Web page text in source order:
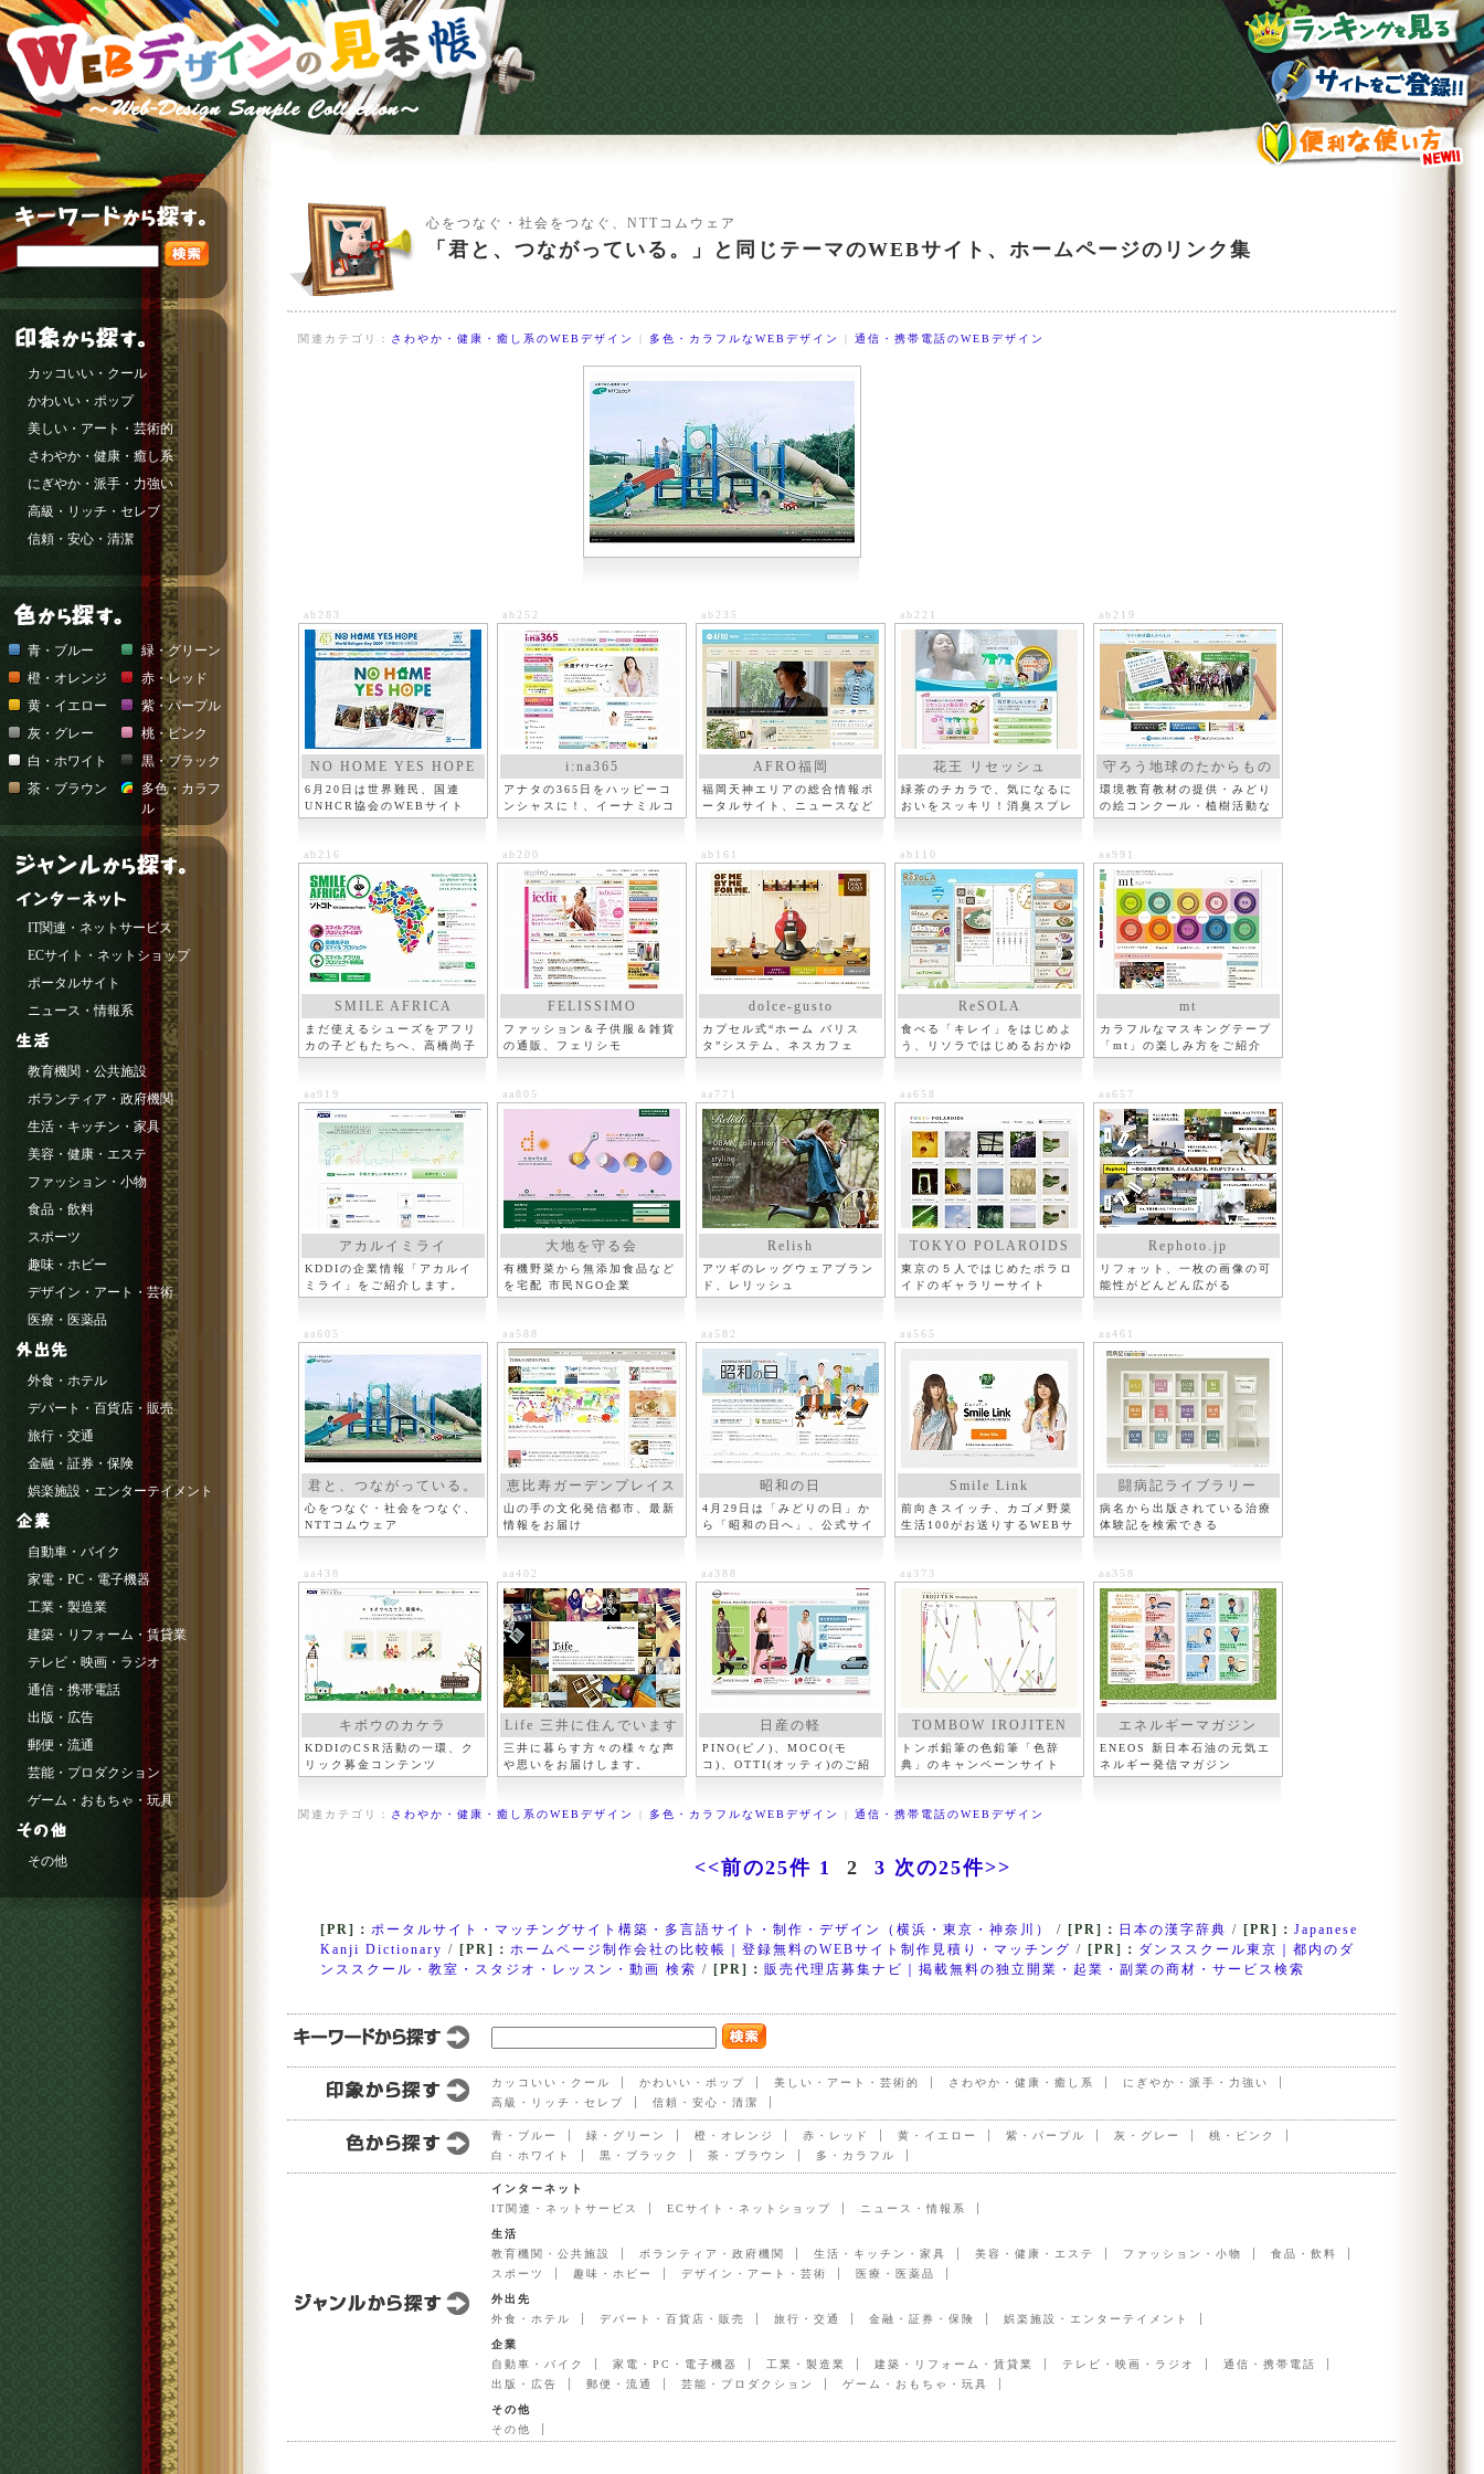
心をつなぐ・社会をつなぐ、NTTコムウェア
「君と、つながっている。」と同じテーマのWEBサイト、ホームページのリンク集
関連カテゴリ： さわやか・健康・癒し系のWEBデザイン | 多色・カラフルなWEBデザイン | 通信・携帯電話のWEBデザイン
ab283
NO HOME YES HOPE
6月20日は世界難民、国連
UNHCR協会のWEBサイト
ab252
i:na365
アナタの365日をハッピーコ
ンシャスに！、イーナミルコ
ab235
AFRO福岡
福岡天神エリアの総合情報ポ
ータルサイト、ニュースなど
ab221
花王 リセッシュ
緑茶のチカラで、気になるに
おいをスッキリ！消臭スプレ
ー
ab219
守ろう地球のたからもの
環境教育教材の提供・みどり
の絵コンクール・植樹活動な
ど
ab216
SMILE AFRICA
まだ使えるシューズをアフリ
カの子どもたちへ、高橋尚子
ab200
FELISSIMO
ファッション＆子供服＆雑貨
の通販、フェリシモ
ab161
dolce-gusto
カプセル式“ホーム バリス
タ”システム、ネスカフェ
ab110
ReSOLA
食べる「キレイ」をはじめよ
う、リソラではじめるおかゆ
生活
aa991
mt
カラフルなマスキングテープ
「mt」の楽しみ方をご紹介
aa919
アカルイミライ
KDDIの企業情報「アカルイ
ミライ」をご紹介します。
aa805
大地を守る会
有機野菜から無添加食品など
を宅配 市民NGO企業
aa771
Relish
アツギのレッグウェアブラン
ド、レリッシュ
aa658
TOKYO POLAROIDS
東京の５人ではじめたポラロ
イドのギャラリーサイト
aa657
Rephoto.jp
リフォット、一枚の画像の可
能性がどんどん広がる
aa605
君と、つながっている。
心をつなぐ・社会をつなぐ、
NTTコムウェア
aa588
恵比寿ガーデンプレイス
山の手の文化発信都市、最新
情報をお届け
aa582
昭和の日
4月29日は「みどりの日」か
ら「昭和の日へ」、公式サイ
ト
aa565
Smile Link
前向きスイッチ、カゴメ野菜
生活100がお送りするWEBサ
イト
aa461
闘病記ライブラリー
病名から出版されている治療
体験記を検索できる
aa438
キボウのカケラ
KDDIのCSR活動の一環、ク
リック募金コンテンツ
aa402
Life 三井に住んでいます
三井に暮らす方々の様々な声
や思いをお届けします。
aa388
日産の軽
PINO(ピノ)、MOCO(モ
コ)、OTTI(オッティ)のご紹
介
aa373
TOMBOW IROJITEN
トンボ鉛筆の色鉛筆「色辞
典」のキャンペーンサイト
aa358
エネルギーマガジン
ENEOS 新日本石油の元気エ
ネルギー発信マガジン
関連カテゴリ： さわやか・健康・癒し系のWEBデザイン | 多色・カラフルなWEBデザイン | 通信・携帯電話のWEBデザイン
<<前の25件 1 2 3 次の25件>>
[PR]： ポータルサイト・マッチングサイト構築・多言語サイト・制作・デザイン（横浜・東京・神奈川） / [PR]： 日本の漢字辞典 / [PR]： Japanese
Kanji Dictionary / [PR]： ホームページ制作会社の比較帳｜登録無料のWEBサイト制作見積り・マッチング / [PR]： ダンススクール東京｜都内のダ
ンススクール・教室・スタジオ・レッスン・動画 検索 / [PR]： 販売代理店募集ナビ｜掲載無料の独立開業・起業・副業の商材・サービス検索
カッコいい・クール かわいい・ポップ 美しい・アート・芸術的 さわやか・健康・癒し系
にぎやか・派手・力強い
高級・リッチ・セレブ
信頼・安心・清潔
青・ブルー 緑・グリーン 橙・オレンジ 赤・レッド 黄・イエロー 紫・パープル 灰・グレー
桃・ピンク
白・ホワイト
黒・ブラック 茶・ブラウン 多・カラフル
インターネット
IT関連・ネットサービス
ECサイト・ネットショップ ニュース・情報系
生活
教育機関・公共施設
ボランティア・政府機関 生活・キッチン・家具 美容・健康・エステ ファッション・小物
食品・飲料
スポーツ
趣味・ホビー デザイン・アート・芸術 医療・医薬品
外出先
外食・ホテル
デパート・百貨店・販売 旅行・交通 金融・証券・保険 娯楽施設・エンターテイメント
企業
自動車・バイク
家電・PC・電子機器 工業・製造業 建築・リフォーム・賃貸業 テレビ・映画・ラジオ
通信・携帯電話
出版・広告
郵便・流通 芸能・プロダクション ゲーム・おもちゃ・玩具
その他
その他
カッコいい・クール
かわいい・ポップ
美しい・アート・芸術的
さわやか・健康・癒し系
にぎやか・派手・力強い
高級・リッチ・セレブ
信頼・安心・清潔
青・ブルー
緑・グリーン
橙・オレンジ
赤・レッド
黄・イエロー
紫・パープル
灰・グレー
桃・ピンク
白・ホワイト
黒・ブラック
茶・ブラウン
多色・カラフ
ル
IT関連・ネットサービス
ECサイト・ネットショップ
ポータルサイト
ニュース・情報系
教育機関・公共施設
ボランティア・政府機関
生活・キッチン・家具
美容・健康・エステ
ファッション・小物
食品・飲料
スポーツ
趣味・ホビー
デザイン・アート・芸術
医療・医薬品
外食・ホテル
デパート・百貨店・販売
旅行・交通
金融・証券・保険
娯楽施設・エンターテイメント
自動車・バイク
家電・PC・電子機器
工業・製造業
建築・リフォーム・賃貸業
テレビ・映画・ラジオ
通信・携帯電話
出版・広告
郵便・流通
芸能・プロダクション
ゲーム・おもちゃ・玩具
その他